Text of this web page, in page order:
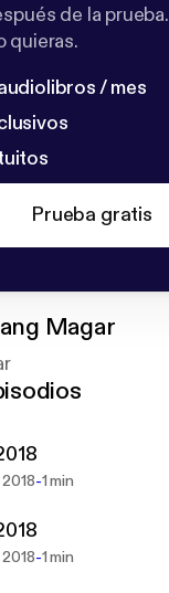
de la prueba.
quieras.
/ mes
Prueba gratis
Magar
-1 min
-1 min